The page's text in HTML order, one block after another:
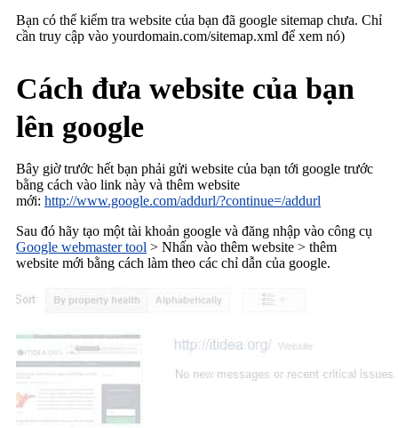
Bạn có thể kiểm tra website của bạn đã google sitemap chưa. Chỉ
cần truy cập vào yourdomain.com/sitemap.xml để xem nó)
Cách đưa website của bạn
lên google
Bây giờ trước hết bạn phải gửi website của bạn tới google trước
bằng cách vào link này và thêm website
mới: http://www.google.com/addurl/?continue=/addurl
Sau đó hãy tạo một tài khoản google và đăng nhập vào công cụ
Google webmaster tool > Nhấn vào thêm website > thêm
website mới bằng cách làm theo các chỉ dẫn của google.